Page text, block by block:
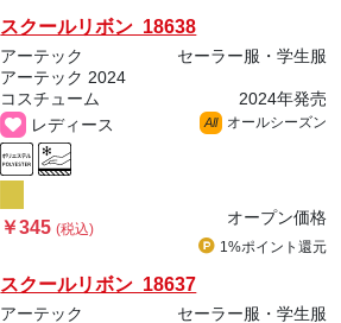
スクールリボン 18638
アーテック
セーラー服・学生服
アーテック 2024
コスチューム
2024年発売
レディース
All オールシーズン
￥345(税込)
オープン価格
1%ポイント 還元
スクールリボン 18637
アーテック
セーラー服・学生服